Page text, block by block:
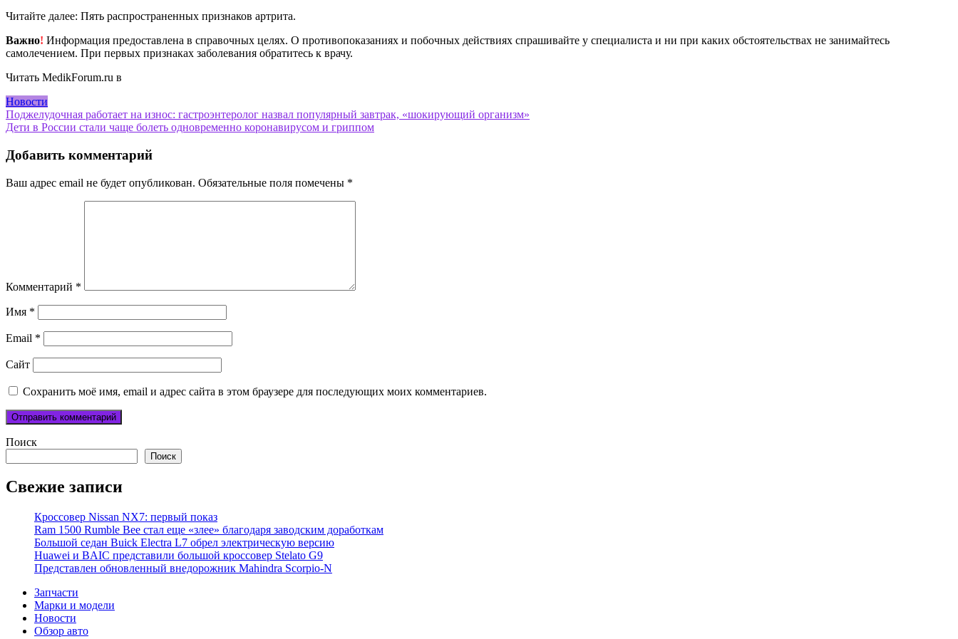
Читайте далее: Пять распространенных признаков артрита.
Важно! Информация предоставлена в справочных целях. О противопоказаниях и побочных действиях спрашивайте у специалиста и ни при каких обстоятельствах не занимайтесь
самолечением. При первых признаках заболевания обратитесь к врачу.
Читать MedikForum.ru в
Новости
Навигация
по
записям
Поджелудочная работает на износ: гастроэнтеролог назвал популярный завтрак, «шокирующий организм»
Дети в России стали чаще болеть одновременно коронавирусом и гриппом
Добавить комментарий
Ваш адрес email не будет опубликован. Обязательные поля помечены *
Комментарий *
Имя *
Email *
Сайт
Сохранить моё имя, email и адрес сайта в этом браузере для последующих моих комментариев.
Поиск
Поиск
Свежие записи
Кроссовер Nissan NX7: первый показ
Ram 1500 Rumble Bee стал еще «злее» благодаря заводским доработкам
Большой седан Buick Electra L7 обрел электрическую версию
Huawei и BAIC представили большой кроссовер Stelato G9
Представлен обновленный внедорожник Mahindra Scorpio-N
Запчасти
Марки и модели
Новости
Обзор авто